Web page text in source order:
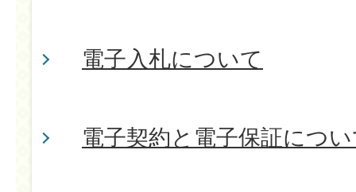
電子入札について
電子契約と電子保証につ